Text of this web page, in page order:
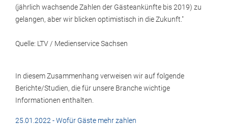
(jährlich wachsende Zahlen der Gästeankünfte bis 2019) zu
gelangen, aber wir blicken optimistisch in die Zukunft."
Quelle: LTV / Medienservice Sachsen
In diesem Zusammenhang verweisen wir auf folgende
Berichte/Studien, die für unsere Branche wichtige
Informationen enthalten.
25.01.2022 - Wofür Gäste mehr zahlen